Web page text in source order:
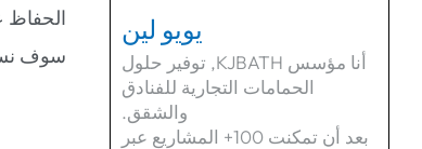
يويو لين
أنا مؤسس KJBATH, توفير حلول
الحمامات التجارية للفنادق
والشقق.
بعد أن تمكنت 100+ المشاريع عبر
الحفاظ
سوف